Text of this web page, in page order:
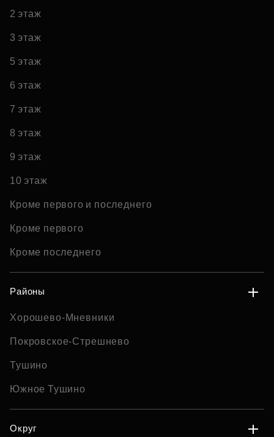
2 этаж
3 этаж
5 этаж
6 этаж
7 этаж
8 этаж
9 этаж
10 этаж
Кроме первого и последнего
Кроме первого
Кроме последнего
Районы
Хорошево-Мневники
Покровское-Стрешнево
Тушино
Южное Тушино
Округ